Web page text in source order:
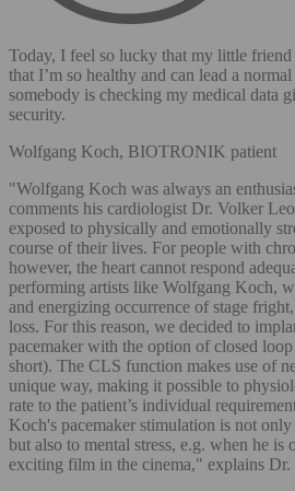
Today, I feel so lucky that my little
that I’m so healthy and can lead a
somebody is checking my medical data
security.
Wolfgang Koch, BIOTRONIK patient
"Wolfgang Koch was always an
comments his cardiologist Dr. Volker
exposed to physically and emotionally
course of their lives. For people with
however, the heart cannot respond
performing artists like Wolfgang Koch,
and energizing occurrence of stage
loss. For this reason, we decided to
pacemaker with the option of closed
short). The CLS function makes use of
unique way, making it possible to
rate to the patient’s individual
Koch's pacemaker stimulation is not only
but also to mental stress, e.g. when he is
exciting film in the cinema," explains Dr.